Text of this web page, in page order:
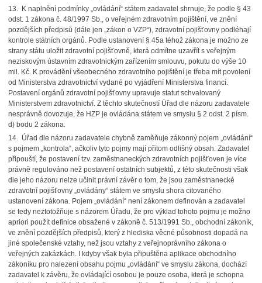
13. K naplnění podmínky „ovládání“ státem zadavatel shrnuje, že podle § 43
odst. 1 zákona č. 48/1997 Sb., o veřejném zdravotním pojištění, ve znění
pozdějších předpisů (dále jen „zákon o VZP“), zdravotní pojišťovny podléhají
kontrole státních orgánů. Podle ustanovení § 45a téhož zákona je možno ze
strany státu uložit zdravotní pojišťovně, která odmítne uzavřít s veřejným
neziskovým ústavním zdravotnickým zařízením smlouvu, pokutu do výše 10
mil. Kč. K provádění všeobecného zdravotního pojištění je třeba mít povolení
od Ministerstva zdravotnictví vydané po vyjádření Ministerstva financí.
Postavení orgánů zdravotní pojišťovny upravuje statut schvalovaný
Ministerstvem zdravotnictví. Z těchto skutečností Úřad dle názoru zadavatele
nesprávně dovozuje, že HZP je ovládána státem ve smyslu § 2 odst. 2 písm.
d) bodu 2 zákona.
14. Úřad dle názoru zadavatele chybně zaměňuje zákonný pojem „ovládání“
s pojmem „kontrola“, ačkoliv tyto pojmy mají přitom odlišný obsah. Zadavatel
připouští, že postavení tzv. zaměstnaneckých zdravotních pojišťoven je více
právně regulováno než postavení ostatních subjektů, z této skutečnosti však
dle jeho názoru nelze učinit právní závěr o tom, že jsou zaměstnanecké
zdravotní pojišťovny „ovládány“ státem ve smyslu shora citovaného
ustanovení zákona. Pojem „ovládání“ není zákonem definován a zadavatel
se tedy neztotožňuje s názorem Úřadu, že pro výklad tohoto pojmu je možno
apriori použít definice obsažené v zákoně č. 513/1991 Sb., obchodní zákoník,
ve znění pozdějších předpisů, který z hlediska věcné působnosti dopadá na
jiné společenské vztahy, než jsou vztahy z veřejnoprávního zákona o
veřejných zakázkách. I kdyby však byla připuštěna aplikace obchodního
zákoníku pro nalezení obsahu pojmu „ovládání“ ve smyslu zákona, dochází
zadavatel k závěru, že ovládající osobou je pouze osoba, která je schopna